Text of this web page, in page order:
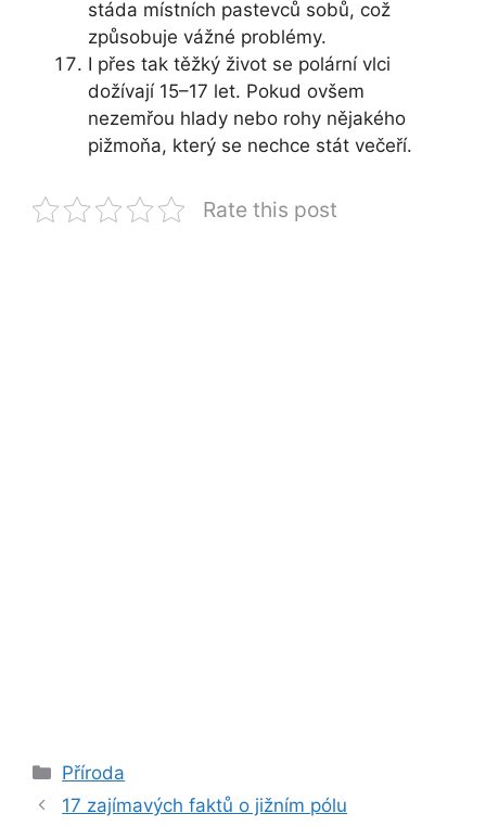
stáda místních pastevců sobů, což
způsobuje vážné problémy.
I přes tak těžký život se polární vlci
dožívají 15–17 let. Pokud ovšem
nezemřou hlady nebo rohy nějakého
pižmoňa, který se nechce stát večeří.
Rate this post
Rubriky
Příroda
17 zajímavých faktů o jižním pólu